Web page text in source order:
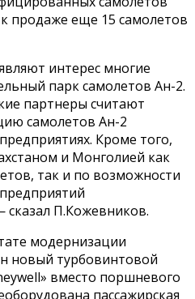
продаже еще 15 самолетов
интерес многие
парк самолетов Ан-2.
партнеры считают
самолетов Ан-2
Кроме того,
и Монголией как
так и по возможности
П.Кожевников.
модернизации
новый турбовинтовой
вместо поршневого
пассажирская